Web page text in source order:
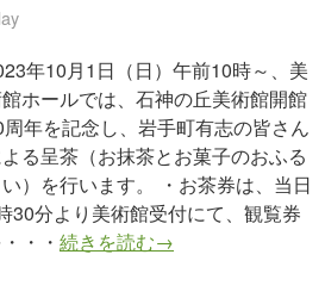
年10月1日（日）午前10時～、美
ホールでは、石神の丘美術館開館
年を記念し、岩手町有志の皆さん
る呈茶（お抹茶とお菓子のおふる
い）を行います。 ・お茶券は、当日
30分より美術館受付にて、観覧券
・・ 続きを読む→